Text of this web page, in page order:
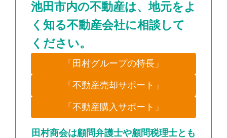
池田市内の不動産は、地元をよ
く知る不動産会社に相談して
ください。
「田村グループの特長」
「不動産売却サポート」
「不動産購入サポート」
田村商会は顧問弁護士や顧問税理士とも